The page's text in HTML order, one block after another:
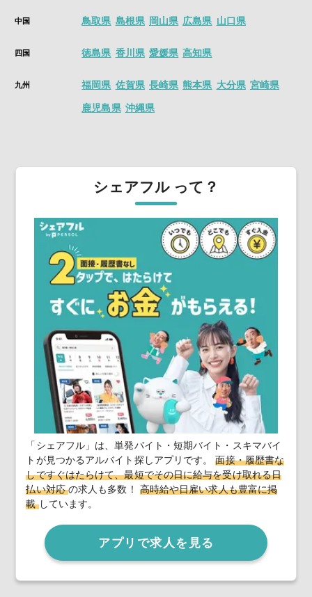
中国 鳥取県 島根県 岡山県 広島県 山口県
四国 徳島県 香川県 愛媛県 高知県
九州 福岡県 佐賀県 長崎県 熊本県 大分県 宮崎県
鹿児島県 沖縄県
シェアフル って？
「シェアフル」は、単発バイト・短期バイト・スキマバイ
トが見つかるアルバイト探しアプリです。面接・履歴書な
しですぐはたらけて、最短でその日に給与を受け取れる日
払い対応の求人も多数！ 高時給や日雇い求人も豊富に掲
載しています。
アプリで求人を見る